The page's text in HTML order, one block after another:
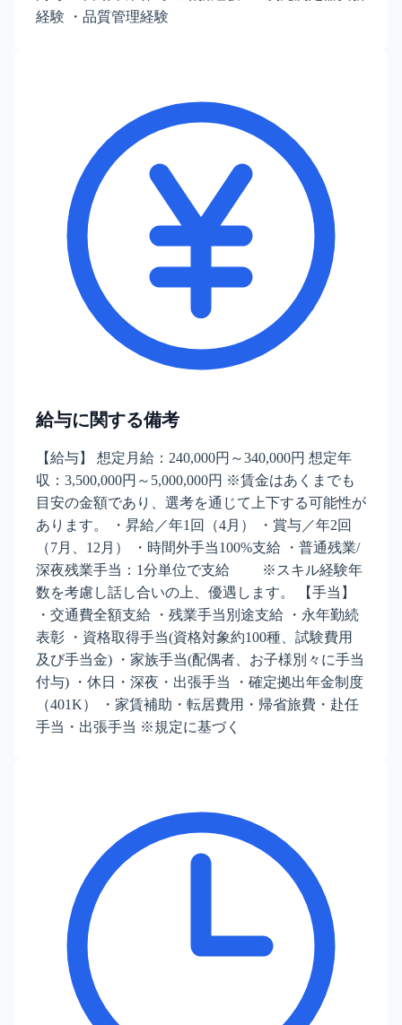
経験 ・品質管理経験
給与に関する備考
【給与】 想定月給：240,000円～340,000円 想定年
収：3,500,000円～5,000,000円 ※賃金はあくまでも
目安の金額であり、選考を通じて上下する可能性が
あります。 ・昇給／年1回（4月） ・賞与／年2回
（7月、12月） ・時間外手当100%支給 ・普通残業/
深夜残業手当：1分単位で支給 ※スキル経験年
数を考慮し話し合いの上、優遇します。 【手当】
・交通費全額支給 ・残業手当別途支給 ・永年勤続
表彰 ・資格取得手当(資格対象約100種、試験費用
及び手当金) ・家族手当(配偶者、お子様別々に手当
付与) ・休日・深夜・出張手当 ・確定拠出年金制度
（401K） ・家賃補助・転居費用・帰省旅費・赴任
手当・出張手当 ※規定に基づく